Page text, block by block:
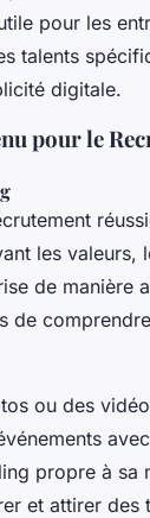
pour les
talents
digitale.
pour le
les valeurs,
de manière
de
ou des
propre à sa
et attirer des